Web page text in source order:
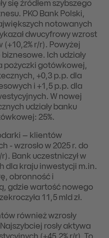
się źródłem szybszego
PKO Bank Polski,
notowanych
dwucyfrowy wzrost
r/r). Powyżej
Ich udziały
pożyczki gotówkowej,
+0,3 p.p. dla
i +1,5 p.p. dla
W nowej
udziały banku
25%.
– klientów
- wzrosło w 2025 r. do
r). Bank uczestniczył w
dla kraju inwestycji m.in.
obronność i
gdzie wartość nowego
11,5 mld zł.
również wzrosły
rosły aktywa